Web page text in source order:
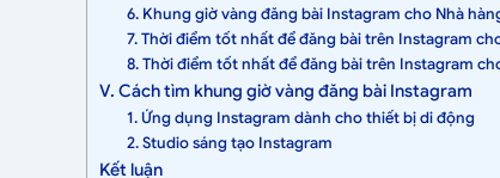
6. Khung giờ vàng đăng bài Instagram cho Nhà
7. Thời điểm tốt nhất để đăng bài trên Instagram
8. Thời điểm tốt nhất để đăng bài trên Instagram
V. Cách tìm khung giờ vàng đăng bài Instagram
1. Ứng dụng Instagram dành cho thiết bị di động
2. Studio sáng tạo Instagram
Kết luận